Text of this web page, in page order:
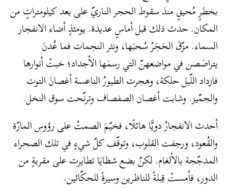
بخطرٍ مُحيقٍ منذ سقوط الحجر الناريّ على بعد كيلومتراتٍ من
المكان. حدث ذلك قبل أماسٍ عديدة. يومئذٍ أضاء الانفجار
السماء. مزّقَ الحَجَرُ سُحبَها، ونثر النجمات فما عُدنَ
يتراصَصن في مواضعهنّ التي رسمَها الأجداد؛ خبتْ أنوارها
فازداد اللّيل حلكة، وهجرت الطيورُ الناعسة أغصانَ التوت
والجمّيز. وشابت أغصان الصفصاف وترنّحت سوق النخل.
أحدث الانفجارُ دويًّا هائلًا، فخيّمَ الصمتُ على رؤوس المارّة
والقُعود، ورجفت القلوب، وتوقّف كلّ شيءٍ في تلك الصحراء
المدجّجة بالألغام. لكنّ بضع شظايَا تطايرت على مقربةٍ من
الدور، فأمستْ قِبلةً للناظرين وسيرةً للحكّائين.